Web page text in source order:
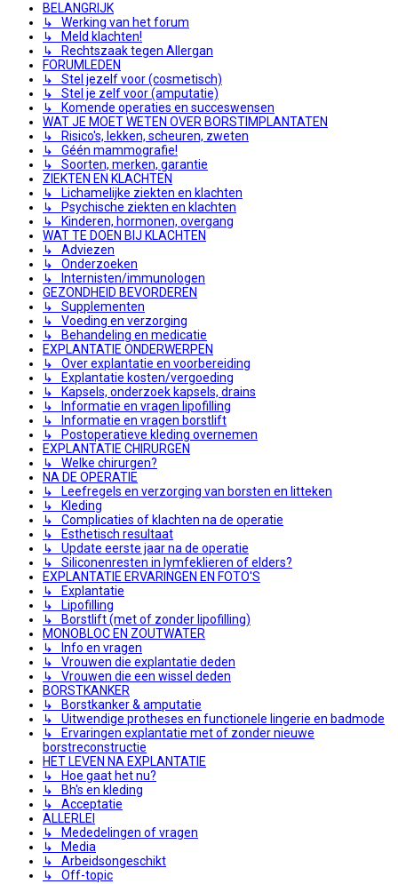
BELANGRIJK
↳ Werking van het forum
↳ Meld klachten!
↳ Rechtszaak tegen Allergan
FORUMLEDEN
↳ Stel jezelf voor (cosmetisch)
↳ Stel je zelf voor (amputatie)
↳ Komende operaties en succeswensen
WAT JE MOET WETEN OVER BORSTIMPLANTATEN
↳ Risico's, lekken, scheuren, zweten
↳ Géén mammografie!
↳ Soorten, merken, garantie
ZIEKTEN EN KLACHTEN
↳ Lichamelijke ziekten en klachten
↳ Psychische ziekten en klachten
↳ Kinderen, hormonen, overgang
WAT TE DOEN BIJ KLACHTEN
↳ Adviezen
↳ Onderzoeken
↳ Internisten/immunologen
GEZONDHEID BEVORDEREN
↳ Supplementen
↳ Voeding en verzorging
↳ Behandeling en medicatie
EXPLANTATIE ONDERWERPEN
↳ Over explantatie en voorbereiding
↳ Explantatie kosten/vergoeding
↳ Kapsels, onderzoek kapsels, drains
↳ Informatie en vragen lipofilling
↳ Informatie en vragen borstlift
↳ Postoperatieve kleding overnemen
EXPLANTATIE CHIRURGEN
↳ Welke chirurgen?
NA DE OPERATIE
↳ Leefregels en verzorging van borsten en litteken
↳ Kleding
↳ Complicaties of klachten na de operatie
↳ Esthetisch resultaat
↳ Update eerste jaar na de operatie
↳ Siliconenresten in lymfeklieren of elders?
EXPLANTATIE ERVARINGEN EN FOTO'S
↳ Explantatie
↳ Lipofilling
↳ Borstlift (met of zonder lipofilling)
MONOBLOC EN ZOUTWATER
↳ Info en vragen
↳ Vrouwen die explantatie deden
↳ Vrouwen die een wissel deden
BORSTKANKER
↳ Borstkanker & amputatie
↳ Uitwendige protheses en functionele lingerie en badmode
↳ Ervaringen explantatie met of zonder nieuwe
borstreconstructie
HET LEVEN NA EXPLANTATIE
↳ Hoe gaat het nu?
↳ Bh's en kleding
↳ Acceptatie
ALLERLEI
↳ Mededelingen of vragen
↳ Media
↳ Arbeidsongeschikt
↳ Off-topic